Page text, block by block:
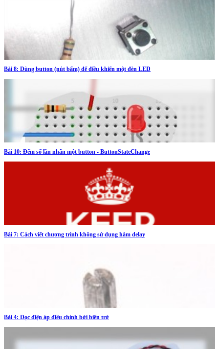
Bài 8: Dùng button (nút bấm) để điều khiển một đèn LED
Bài 10: Đếm số lần nhấn một button - ButtonStateChange
Bài 7: Cách viết chương trình không sử dụng hàm delay
Bài 4: Đọc điện áp điều chỉnh bởi biến trở